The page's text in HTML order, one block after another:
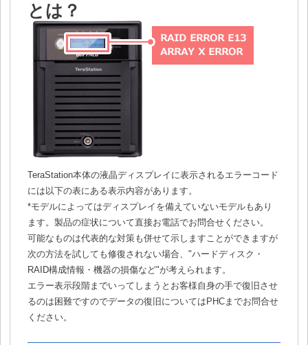
とは？
TeraStation本体の液晶ディスプレイに表示されるエラーコード
には以下の表にある表示内容があります。
*モデルによってはディスプレイを備えていないモデルもあり
ます。製品の症状について直接お電話でお問合せください。
可能なものは代表的な対策も併せて示しますことができますが
次の方法を試しても修復されない場合、"ハードディスク・
RAID構成情報・機器の損傷など"が考えられます。
エラー表示段階までいってしまうとお客様自身の手で復旧させ
るのは困難ですのでデータの復旧についてはPHCまでお問合せ
ください。